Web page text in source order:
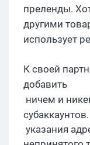
преленды.
другими
использует
К своей
добавить
ничем и
субаккаунтов
указания